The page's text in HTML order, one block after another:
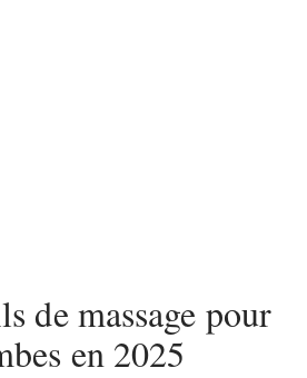
de massage pour
en 2025